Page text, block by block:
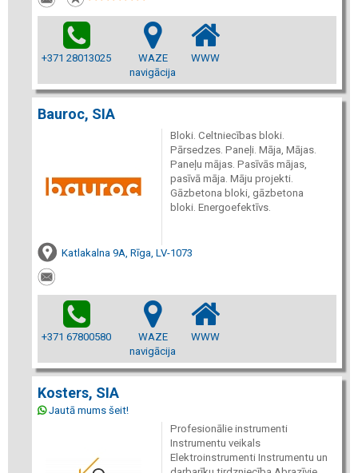
+371 28013025
WAZE
navigācija
WWW
Bauroc, SIA
Bloki. Celtniecības bloki.
Pārsedzes. Paneļi. Māja, Mājas.
Paneļu mājas. Pasīvās mājas,
pasīvā māja. Māju projekti.
Gāzbetona bloki, gāzbetona
bloki. Energoefektīvs.
Katlakalna 9A, Rīga, LV-1073
+371 67800580
WAZE
navigācija
WWW
Kosters, SIA
Jautā mums šeit!
Profesionālie instrumenti
Instrumentu veikals
Elektroinstrumenti Instrumentu un